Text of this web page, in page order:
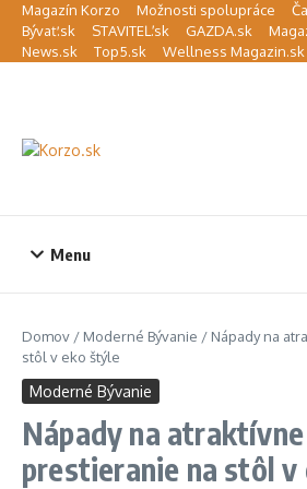
Preskočiť na obsah
Magazín Korzo Možnosti spolupráce
Bývať.sk
STAVITEĽ.sk GAZDA.sk
News.sk
Top5.sk Wellness Magazin.sk
Menu
Domov / Moderné Bývanie / Nápady na
stôl v eko štýle
Moderné Bývanie
Nápady na atraktívne
prestieranie na stôl v